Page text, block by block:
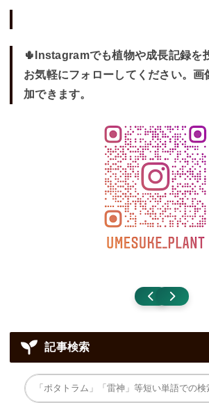
🌵Instagramでも植物や成長記録を
お気軽にフォローしてください。画
加できます。
記事検索